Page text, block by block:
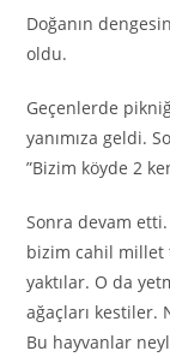
Doğanın
oldu.
Geçenlerde
yanımıza geldi.
”Bizim köyde 2
Sonra devam
bizim cahil millet
yaktılar. O da
ağaçları kestiler.
Bu hayvanlar